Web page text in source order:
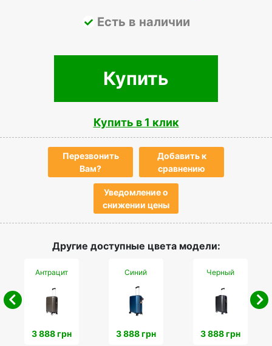
Есть в наличии
Купить
Купить в 1 клик
Перезвонить
Вам?
Добавить к
сравнению
Уведомление о
снижении цены
Другие доступные цвета модели:
Антрацит
3 888 грн
Синий
3 888 грн
Черный
3 888 грн